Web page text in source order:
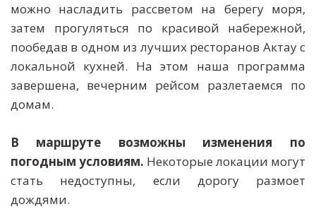
можно насладить рассветом на берегу моря,
затем прогуляться по красивой набережной,
пообедав в одном из лучших ресторанов Актау с
локальной кухней. На этом наша программа
завершена, вечерним рейсом разлетаемся по
домам.
В маршруте возможны изменения по
погодным условиям. Некоторые локации могут
стать недоступны, если дорогу размоет
дождями.